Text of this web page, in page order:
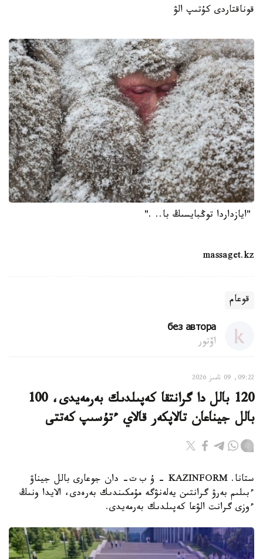
قوناقتاردى كۇتىپ الۋ
"ايازداردا توڭبايسىڭ با.. ."
massaget.kz
قوعام
без автора
اۆتور
09:22, 09 تامىز 2026
120 بالل دا گرانتقا كەپىلدىك بەرمەيدى، 100
بالل جيناعان تالاپكەر قالاي ءتۇسىپ كەتتى
ستانا. KAZINFORM – ۇ ب ت- دان جوعارى بالل جيناۋ
ءبىلىم بەرۋ گرانتىن يەلەنۋگە مۇمكىندىك بەرەدى، الايدا ونىڭ
ءوزى گرانت الۋعا كەپىلدىك بەرمەيدى.